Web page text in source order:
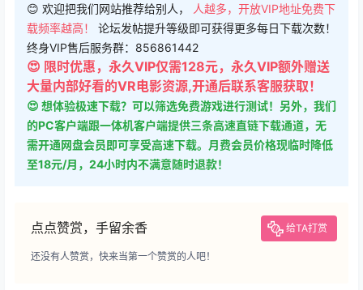
😊 欢迎把我们网站推荐给别人，
人越多，开放VIP地址免费下
载频率越高！ 论坛发帖提升等级即可获得更多每日下载次数！
终身VIP售后服务群：856861442
😍 限时优惠，永久VIP仅需128元，永久VIP额外赠送
大量内部好看的VR电影资源,开通后联系客服获取！
😍 想体验极速下载？可以筛选免费游戏进行测试！另外，我们
的PC客户端跟一体机客户端提供三条高速直链下载通道，无
需开通网盘会员即可享受高速下载。月费会员价格现临时降低
至18元/月，24小时内不满意随时退款！
点点赞赏，手留余香 给TA打赏
还没有人赞赏，快来当第一个赞赏的人吧！